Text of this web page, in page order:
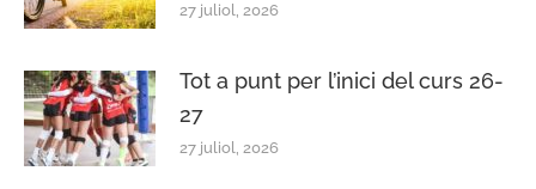
27 juliol, 2026
Tot a punt per l’inici del curs 26-
27
27 juliol, 2026